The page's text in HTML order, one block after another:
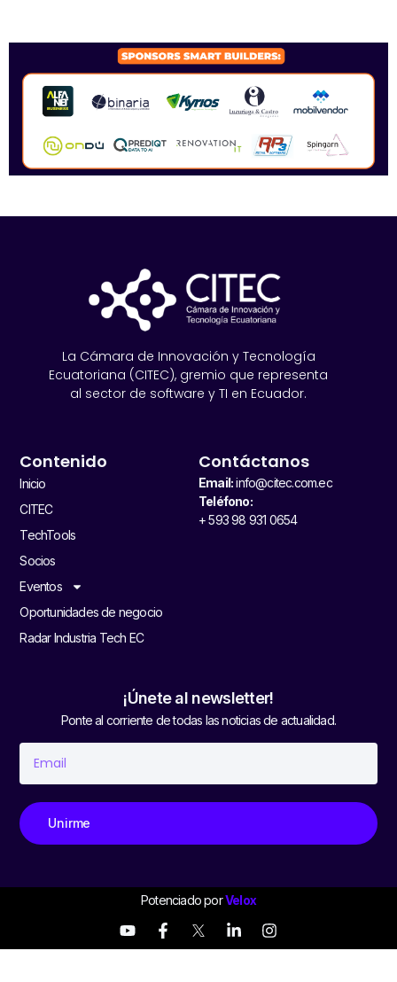
La Cámara de Innovación y Tecnología
Ecuatoriana (CITEC), gremio que representa
al sector de software y TI en Ecuador.
Contenido
Inicio
CITEC
TechTools
Socios
Eventos
Oportunidades de negocio
Radar Industria Tech EC
Contáctanos
Email:info@citec.com.ec
Teléfono:
+ 593 98 931 0654
¡Únete al newsletter!
Ponte al corriente de todas las noticias de actualidad.
Unirme
Potenciado porVelox